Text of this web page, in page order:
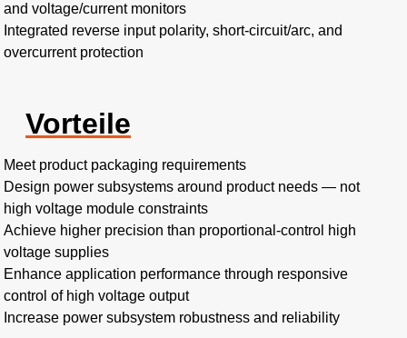
and voltage/current monitors
Integrated reverse input polarity, short-circuit/arc, and
overcurrent protection
Vorteile
Meet product packaging requirements
Design power subsystems around product needs — not
high voltage module constraints
Achieve higher precision than proportional-control high
voltage supplies
Enhance application performance through responsive
control of high voltage output
Increase power subsystem robustness and reliability